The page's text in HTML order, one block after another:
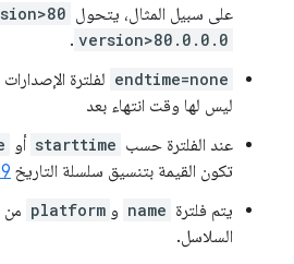
على سبيل المثال، يتحول
version>80.0.0.0
.
endtime=none لفلترة
ليس لها وقت انتهاء بعد
عند الفلترة حسب starttime أو
تكون القيمة بتنسيق سلسلة التاريخ
يتم فلترة name و platform من
السلاسل.